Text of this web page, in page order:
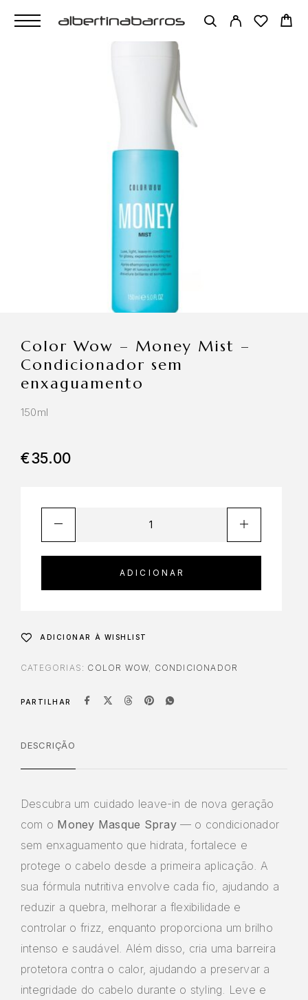
Color Wow – Money Mist –
Condicionador sem
enxaguamento
150ml
€35.00
ADICIONAR
ADICIONAR À WISHLIST
CATEGORIAS: COLOR WOW, CONDICIONADOR
PARTILHAR
DESCRIÇÃO
Descubra um cuidado leave-in de nova geração
com o Money Masque Spray— o condicionador
sem enxaguamento que hidrata, fortalece e
protege o cabelo desde a primeira aplicação. A
sua fórmula nutritiva envolve cada fio, ajudando a
reduzir a quebra, melhorar a flexibilidade e
controlar o frizz, enquanto proporciona um brilho
intenso e saudável. Além disso, cria uma barreira
protetora contra o calor, ajudando a preservar a
integridade do cabelo durante o styling. Leve e